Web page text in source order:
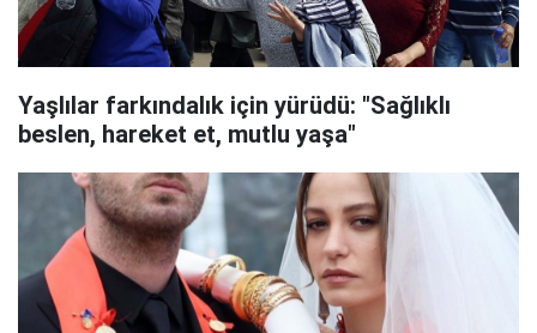
Yaşlılar farkındalık için yürüdü: "Sağlıklı
beslen, hareket et, mutlu yaşa"